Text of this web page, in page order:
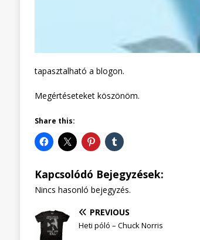
tapasztalható a blogon.
Megértéseteket köszönöm.
Share this:
Kapcsolódó Bejegyzések:
Nincs hasonló bejegyzés.
PREVIOUS
Heti póló – Chuck Norris